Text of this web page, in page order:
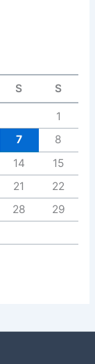
S S
1
7
8
14
15
21
22
28
29